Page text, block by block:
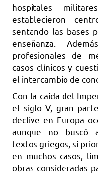
hospitales
establecieron
sentando las bases
enseñanza.
profesionales de
casos clínicos y
el intercambio de
Con la caída del
el siglo V, gran
declive en Europa
aunque no buscó
textos griegos, sí
en muchos casos,
obras consideradas